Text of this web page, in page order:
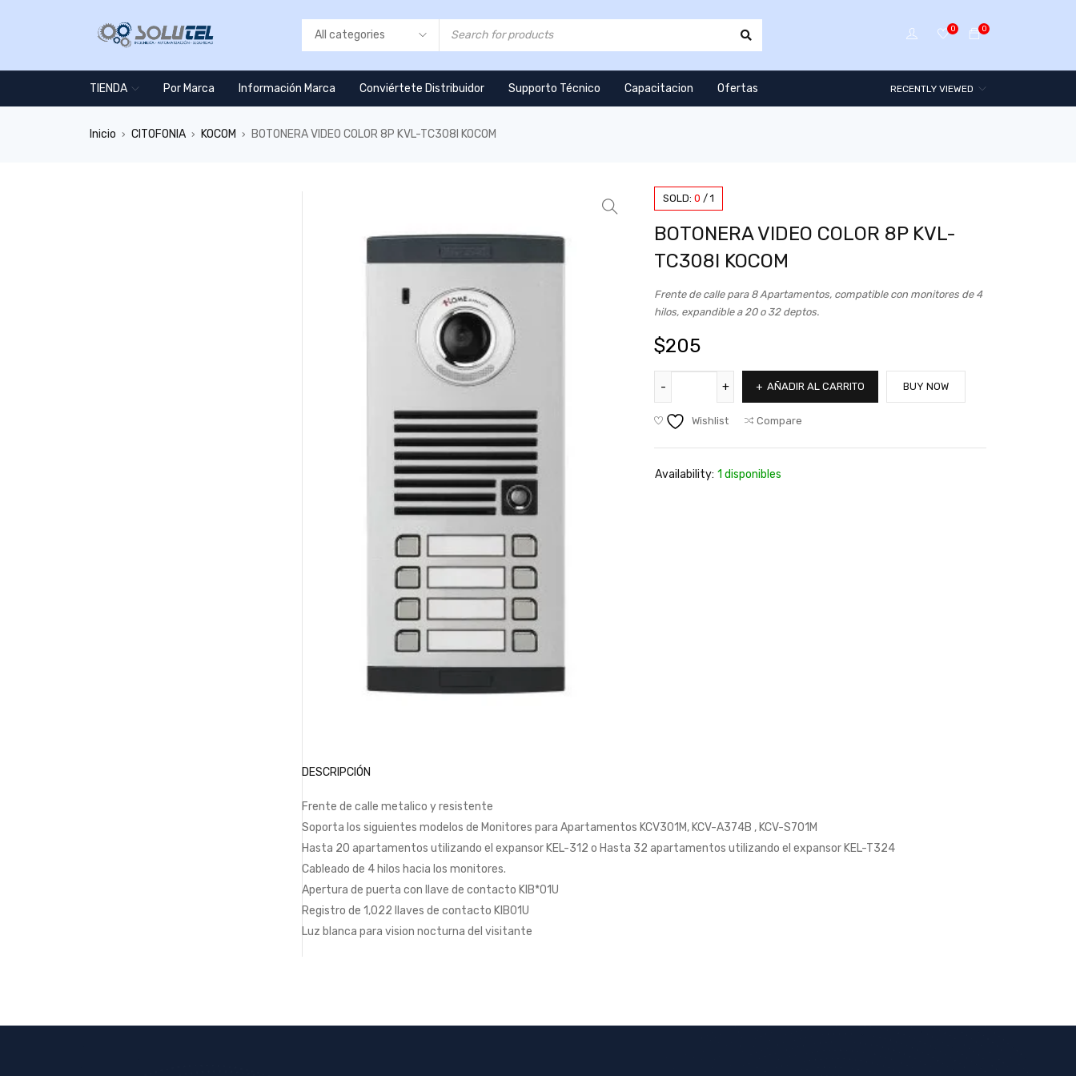
0
0
TIENDA Por Marca Información Marca Conviértete Distribuidor Supporto Técnico Capacitacion Ofertas RECENTLY VIEWED
Inicio › CITOFONIA › KOCOM › BOTONERA VIDEO COLOR 8P KVL-TC308I KOCOM
SOLD: 0 / 1
BOTONERA VIDEO COLOR 8P KVL-
TC308I KOCOM
Frente de calle para 8 Apartamentos, compatible con monitores de 4
hilos, expandible a 20 o 32 deptos.
$205
AÑADIR AL CARRITO BUY NOW
Wishlist Compare
Availability: 1 disponibles
DESCRIPCIÓN
Frente de calle metalico y resistente
Soporta los siguientes modelos de Monitores para Apartamentos KCV301M, KCV-A374B , KCV-S701M
Hasta 20 apartamentos utilizando el expansor KEL-312 o Hasta 32 apartamentos utilizando el expansor KEL-T324
Cableado de 4 hilos hacia los monitores.
Apertura de puerta con llave de contacto KIB*01U
Registro de 1,022 llaves de contacto KIB01U
Luz blanca para vision nocturna del visitante